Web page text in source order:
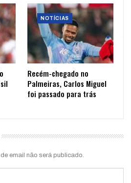
NOTÍCIAS
Recém-chegado no
Palmeiras, Carlos Miguel
foi passado para trás
email não será publicado.